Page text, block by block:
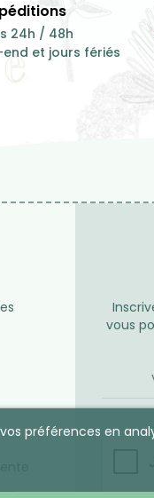
préférences en
24h / 48h
et jours fériés
vous